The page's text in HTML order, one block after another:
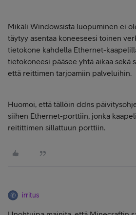
Mikäli Windowsista luopuminen ei
täytyy asentaa koneeseesi toinen
tietokone kahdella Ethernet-
tietokoneesi pääsee yhtä aikaa sekä
että reittimen tarjoamiin palveluihin.
Huomoi, että tällöin ddns
siihen Ethernet-porttiin, jonka
reitittimen sillattuun porttiin.
irritus